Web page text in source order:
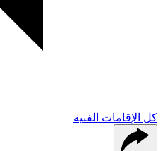
كل الإقامات الفنية